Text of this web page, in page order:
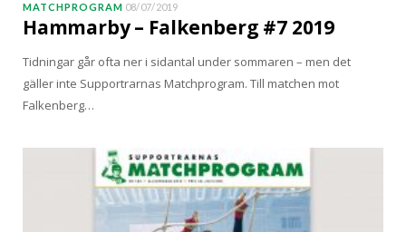
MATCHPROGRAM 08/07/2019
Hammarby – Falkenberg #7 2019
Tidningar går ofta ner i sidantal under sommaren – men det
gäller inte Supportrarnas Matchprogram. Till matchen mot
Falkenberg…